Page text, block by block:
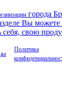
города
Вы можете
себя, свою
Политика